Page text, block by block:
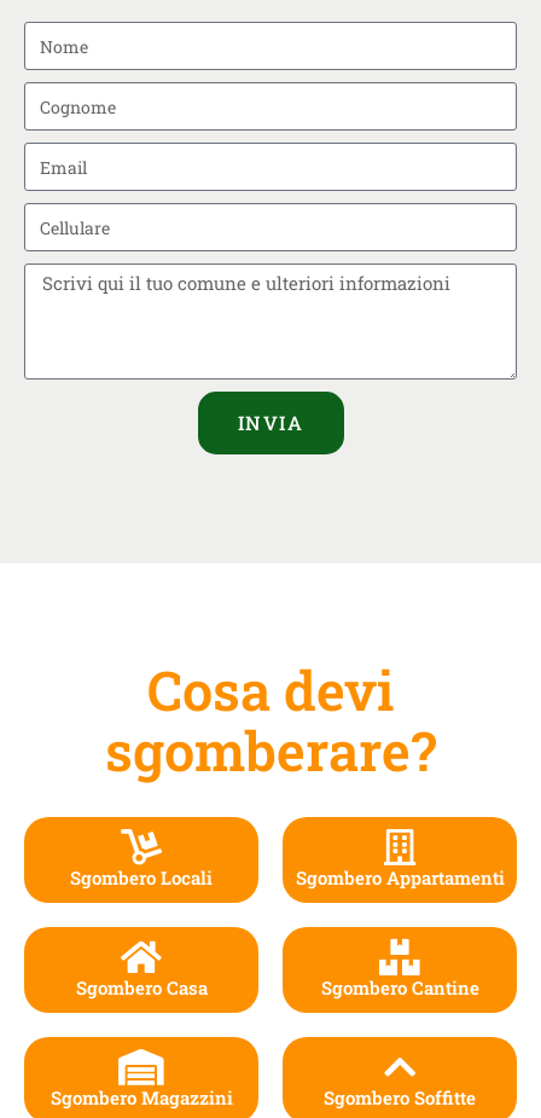
INVIA
Cosa devi
sgomberare?
Sgombero Locali
Sgombero Casa
Sgombero Magazzini
Sgombero Appartamenti
Sgombero Cantine
Sgombero Soffitte